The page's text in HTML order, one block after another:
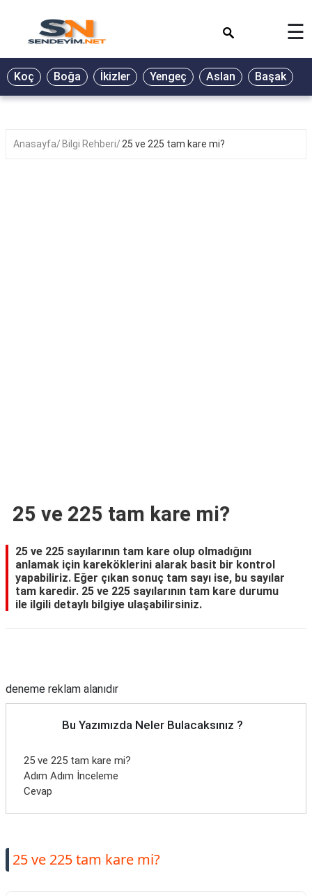
BİYOGRAFİ
GALERİ
☰
Koç Boğa İkizler Yengeç Aslan Başak
Anasayfa Bilgi Rehberi 25 ve 225 tam kare mi?
25 ve 225 tam kare mi?
25 ve 225 sayılarının tam kare olup olmadığını
anlamak için kareköklerini alarak basit bir kontrol
yapabiliriz. Eğer çıkan sonuç tam sayı ise, bu sayılar
tam karedir. 25 ve 225 sayılarının tam kare durumu
ile ilgili detaylı bilgiye ulaşabilirsiniz.
deneme reklam alanıdır
Bu Yazımızda Neler Bulacaksınız ?
25 ve 225 tam kare mi?
Adım Adım İnceleme
Cevap
25 ve 225 tam kare mi?